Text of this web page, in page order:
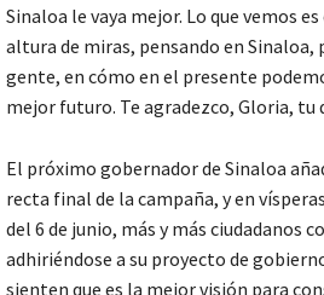
Sinaloa le vaya mejor. Lo que vemos
altura de miras, pensando en Sinaloa,
gente, en cómo en el presente
mejor futuro. Te agradezco, Gloria, tu
El próximo gobernador de Sinaloa
recta final de la campaña, y en
del 6 de junio, más y más ciudadanos
adhiriéndose a su proyecto de
sienten que es la mejor visión para